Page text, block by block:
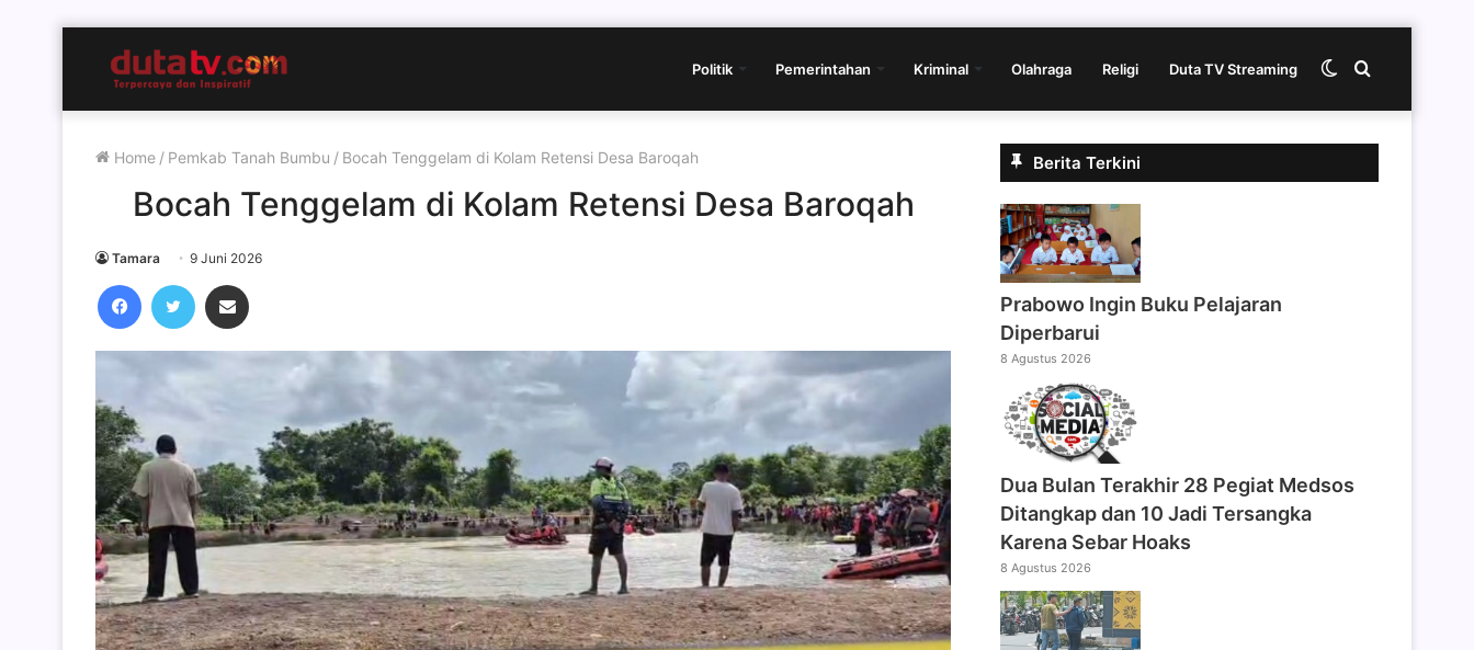
Politik Pemerintahan Kriminal Olahraga Religi Duta TV Streaming Cari
Switch
Home / Pemkab Tanah Bumbu / Bocah Tenggelam di Kolam Retensi Desa Baroqah
Bocah Tenggelam di Kolam Retensi Desa Baroqah
Tamara 9 Juni 2026
FacebookTwitter
Berita Terkini
Prabowo Ingin Buku Pelajaran
Diperbarui
8 Agustus 2026
Dua Bulan Terakhir 28 Pegiat Medsos
Ditangkap dan 10 Jadi Tersangka
Karena Sebar Hoaks
8 Agustus 2026